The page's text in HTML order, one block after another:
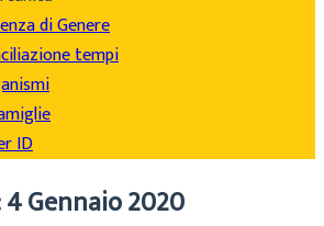
di Genere
tempi
ID
Gennaio 2020